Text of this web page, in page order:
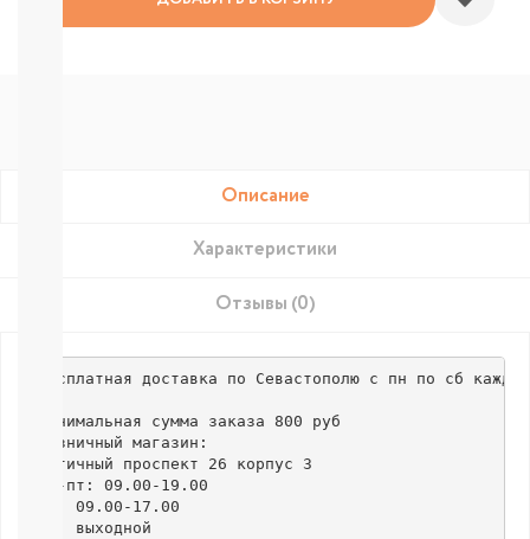
трусики
Подгузники
на
Пробники
подгузников
БЕСПЛАТНЫЕ
ТЕСТЕРЫ
СМОТРЕТЬ
Описание
Характеристики
Отзывы (0)
Бесплатная доставка по Севастополю с пн по сб
Минимальная сумма заказа 800 руб
Розничный магазин:
Античный проспект 26 корпус 3
пн-пт: 09.00-19.00
сб: 09.00-17.00
вс: выходной